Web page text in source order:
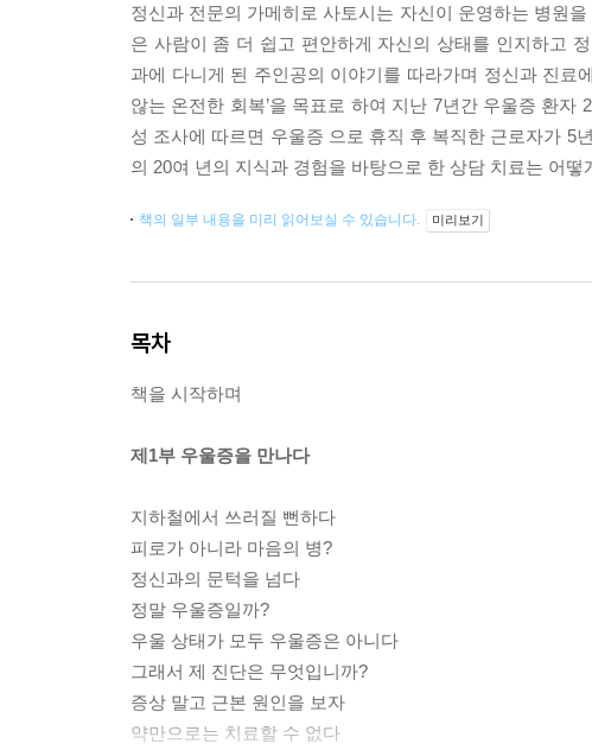
정신과 전문의 가메히로 사토시는 자신이 운영하는 병원
은 사람이 좀 더 쉽고 편안하게 자신의 상태를 인지하고
과에 다니게 된 주인공의 이야기를 따라가며 정신과 진료
않는 온전한 회복’을 목표로 하여 지난 7년간 우울증 환
성 조사에 따르면 우울증 으로 휴직 후 복직한 근로자가 5
의 20여 년의 지식과 경험을 바탕으로 한 상담 치료는 어
책의 일부 내용을 미리 읽어보실 수 있습니다. 미리보기
목차
책을 시작하며
제1부 우울증을 만나다
지하철에서 쓰러질 뻔하다
피로가 아니라 마음의 병?
정신과의 문턱을 넘다
정말 우울증일까?
우울 상태가 모두 우울증은 아니다
그래서 제 진단은 무엇입니까?
증상 말고 근본 원인을 보자
약만으로는 치료할 수 없다